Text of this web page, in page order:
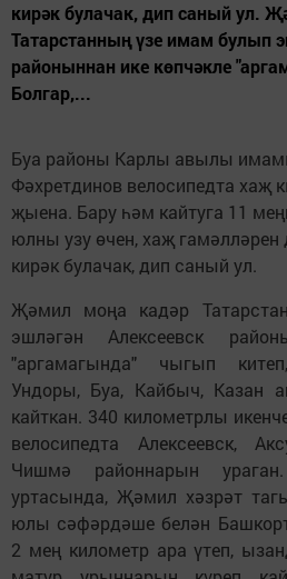
кирәк булачак, дип саный ул.
Татарстанның үзе имам булып
районыннан ике көпчәкле
Болгар,...
Буа районы Карлы авылы
Фәхретдинов велосипедта хаҗ
җыена. Бару һәм кайтуга 11
юлны узу өчен, хаҗ гамәлләрен
кирәк булачак, дип саный ул.
Җәмил моңа кадәр
эшләгән Алексеевск
"аргамагында" чыгып
Ундоры, Буа, Кайбыч, Казан
кайткан. 340 километрлы
велосипедта Алексеевск,
Чишмә районнарын
уртасында, Җәмил хәзрәт
юлы сәфәрдәше белән
2 мең километр ара үтеп,